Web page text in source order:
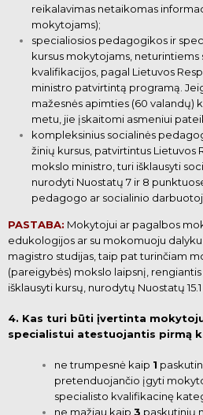
reikalavimas netaikomas
mokytojams);
specialiosios pedagogikos ir
kursus mokytojams,
kvalifikacijos, pagal Lietuvos
ministro patvirtintą programą.
mažesnės apimties (60 valandų)
metu, jie įskaitomi asmeniui
kompleksinius socialinės
žinių kursus, patvirtintus Lietuvos
mokslo ministro, turi išklausyti
nurodyti Nuostatų 7 ir 8
pedagogo ar socialinio
PASTABA: Mokytojui ar pagalbos
edukologijos ar su mokomuoju dalyku
magistro studijas, taip pat turinčiam
(pareigybės) mokslo laipsnį,
išklausyti kursų, nurodytų Nuostatų
4. Kas turi būti įvertinta
specialistui atestuojantis pirmą
ne trumpesnė kaip 1
pretenduojančio įgyti
specialisto kvalifikacinę
ne mažiau kaip3 paskutinių